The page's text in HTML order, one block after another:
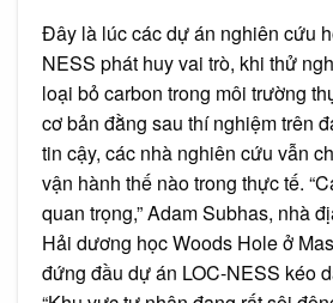
Đây là lúc các dự án nghiên cứu
NESS phát huy vai trò, khi thử
loại bỏ carbon trong môi trường
cơ bản đằng sau thí nghiệm trên
tin cậy, các nhà nghiên cứu vẫn
vận hành thế nào trong thực tế.
quan trọng,” Adam Subhas, nhà
Hải dương học Woods Hole ở
đứng đầu dự án LOC-NESS kéo